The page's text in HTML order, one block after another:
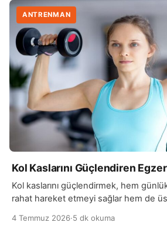
ANTRENMAN
Kol Kaslarını Güçlendiren
Kol kaslarını güçlendirmek, hem
rahat hareket etmeyi sağlar hem de
4 Temmuz 2026·5 dk okuma